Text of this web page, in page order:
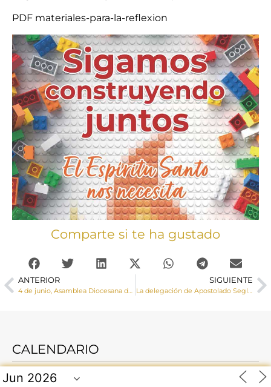
PDF materiales-para-la-reflexion
Comparte si te ha gustado
ANTERIOR
4 de junio, Asamblea Diocesana de la Renovación Carismática Católica de la Diócesis de Cuenca
SIGUIENTE
La delegación de Apostolado Seglar celebra el 4 y 5 de junio la Vigilia y la Eucaristía de Pentecostés
CALENDARIO